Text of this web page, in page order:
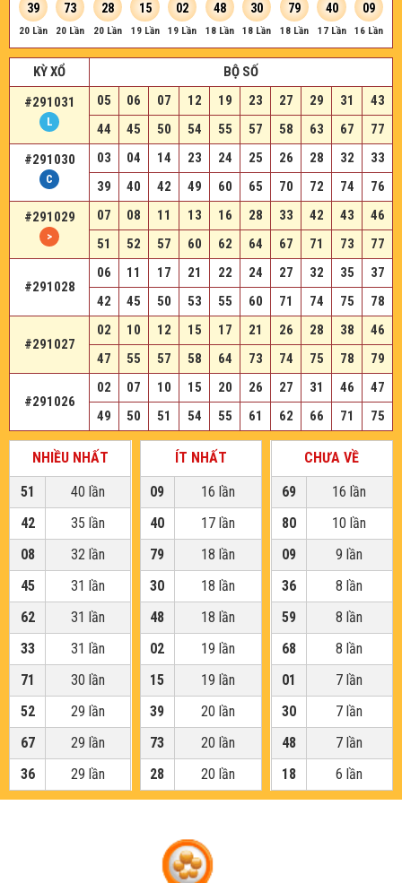
39
20 Lần
73
20 Lần
28
20 Lần
15
19 Lần
02
19 Lần
48
18 Lần
30
18 Lần
79
18 Lần
40
17 Lần
09
16 Lần
KỲ XỔ
BỘ SỐ
#291031
05 06 07 12 19 23 27 29 31
43
44
45 50 54 55 57 58 63 67
77
#291030
03 04 14 23 24 25 26 28 32
33
39
40 42 49 60 65 70 72 74
76
#291029
07 08 11 13 16 28 33 42 43
46
51
52 57 60 62 64 67 71 73 77
#291028
06 11 17 21 22 24 27 32 35
37
42
45 50 53 55 60 71 74 75 78
#291027
02 10 12 15 17 21 26 28 38
46
47
55 57 58 64 73 74 75 78 79
#291026
02 07 10 15 20 26 27 31 46
47
49
50 51 54 55 61 62 66 71 75
NHIỀU NHẤT
51
40 lần
42
35 lần
08
32 lần
45
31 lần
62
31 lần
33
31 lần
71
30 lần
52
29 lần
67
29 lần
36
29 lần
ÍT NHẤT
09
16 lần
40
17 lần
79
18 lần
30
18 lần
48
18 lần
02
19 lần
15
19 lần
39
20 lần
73
20 lần
28
20 lần
CHƯA VỀ
69
16 lần
80
10 lần
09
9 lần
36
8 lần
59
8 lần
68
8 lần
01
7 lần
30
7 lần
48
7 lần
18
6 lần